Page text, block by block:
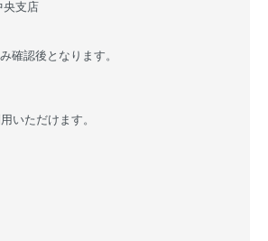
央支店
確認後となります。
いただけます。